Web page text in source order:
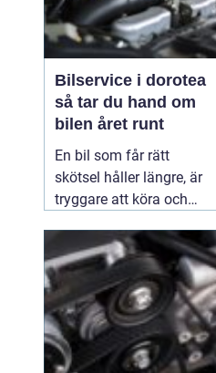
Bilservice i dorotea
så tar du hand om
bilen året runt
En bil som får rätt
skötsel håller längre, är
tryggare att köra och
värde. I norra Sverige,
med kalla vintrar, vägsalt
och långa avstånd, blir
bra service extra viktig.
Många som02 juli 2026